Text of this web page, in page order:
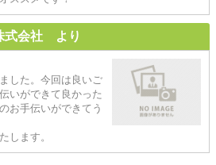
式会社 より
した。今回は良いご
いができて良かった
お手伝いができてう
します。